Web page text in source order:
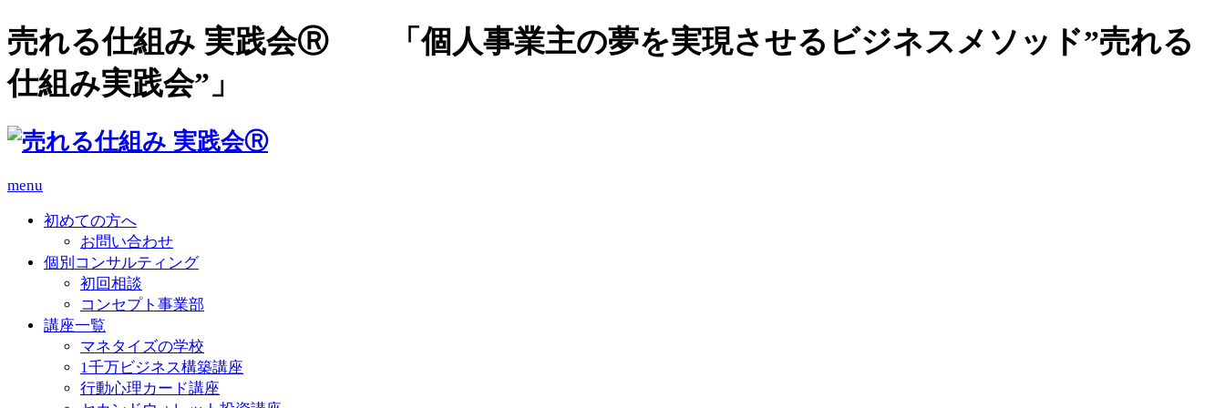
売れる仕組み 実践会Ⓡ 「個人事業主の夢を実現させるビジネスメソッド”売れる
仕組み実践会”」
menu
初めての方へ
お問い合わせ
個別コンサルティング
初回相談
コンセプト事業部
講座一覧
マネタイズの学校
1千万ビジネス構築講座
行動心理カード講座